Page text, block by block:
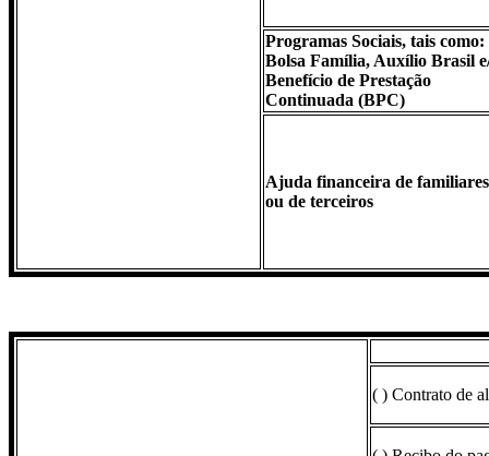
Programas Sociais, tais como:
Bolsa Família, Auxílio Brasil
Benefício de Prestação
Continuada (BPC)
Ajuda financeira de familiares
ou de terceiros
( ) Contrato de